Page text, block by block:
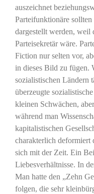
auszeichnet
Parteifunktionäre
dargestellt werden, weil
Parteisekretär wäre.
Fiction nur selten vor,
in dieses Bild zu fügen.
sozialistischen Ländern
überzeugte
kleinen Schwächen,
während man
kapitalistischen
charakterlich deformiert
sich mit der Zeit. Ein
Liebesverhältnisse. In
Man hatte den „Zehn
folgen, die sehr